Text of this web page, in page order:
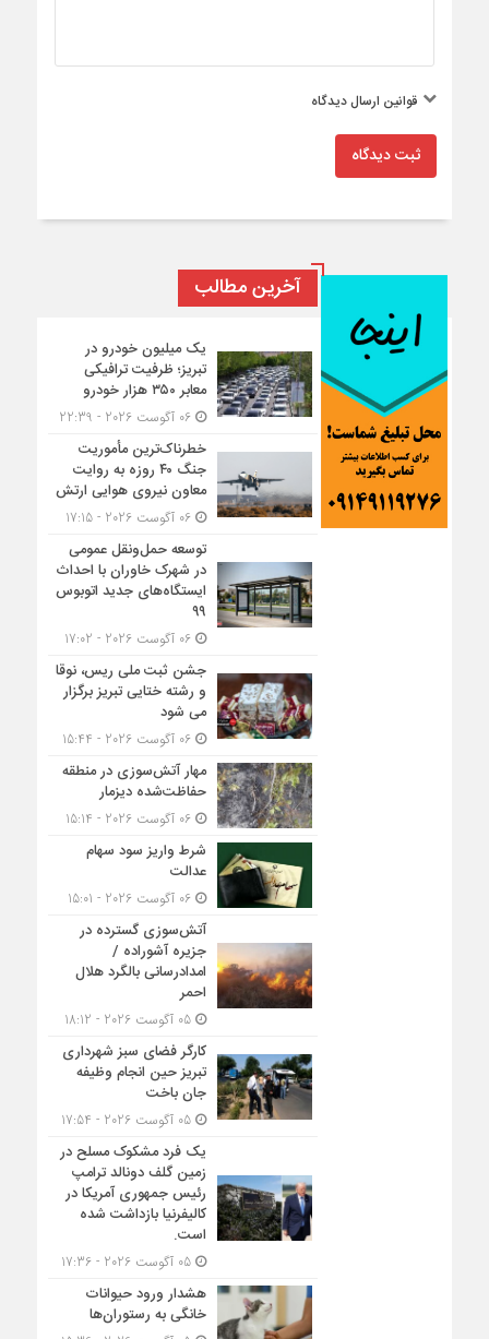
قوانین ارسال دیدگاه
ثبت دیدگاه
آخرین مطالب
یک میلیون خودرو در
تبریز؛ ظرفیت ترافیکی
معابر ۳۵۰ هزار خودرو
06 آگوست 2026 - 22:39
خطرناک‌ترین مأموریت
جنگ ۴۰ روزه به روایت
معاون نیروی هوایی ارتش
06 آگوست 2026 - 17:15
توسعه حمل‌ونقل عمومی
در شهرک خاوران با احداث
ایستگاه‌های جدید اتوبوس
۹۹
06 آگوست 2026 - 17:02
جشن ثبت ملی ریس، نوقا
و رشته ختایی تبریز برگزار
می شود
06 آگوست 2026 - 15:44
مهار آتش‌سوزی در منطقه
حفاظت‌شده دیزمار
06 آگوست 2026 - 15:14
شرط واریز سود سهام
عدالت
06 آگوست 2026 - 15:01
آتش‌سوزی گسترده در
جزیره آشوراده /
امدادرسانی بالگرد هلال
احمر
05 آگوست 2026 - 18:12
کارگر فضای سبز شهرداری
تبریز حین انجام وظیفه
جان باخت
05 آگوست 2026 - 17:54
یک فرد مشکوک مسلح در
زمین گلف دونالد ترامپ
رئیس جمهوری آمریکا در
کالیفرنیا بازداشت شده
است.
05 آگوست 2026 - 17:36
هشدار ورود حیوانات
خانگی به رستوران‌ها